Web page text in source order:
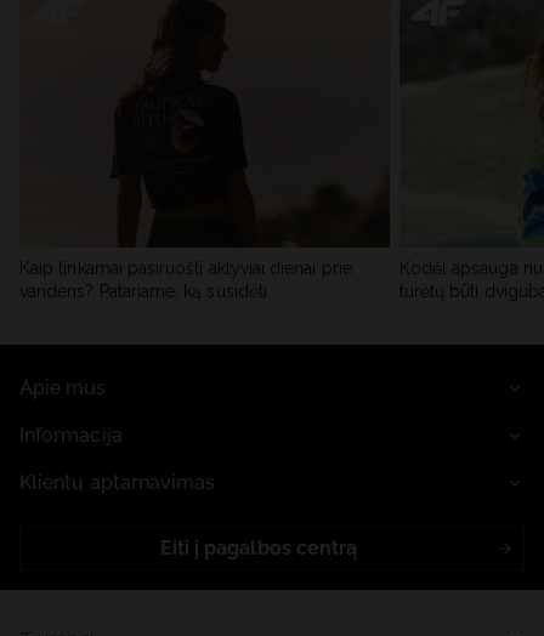
Kaip tinkamai pasiruošti aktyviai dienai prie
vandens? Patariame, ką susidėti
Kodėl apsauga
turėtų būti
Apie mus
Informacija
Klientų aptarnavimas
Eiti į pagalbos centrą